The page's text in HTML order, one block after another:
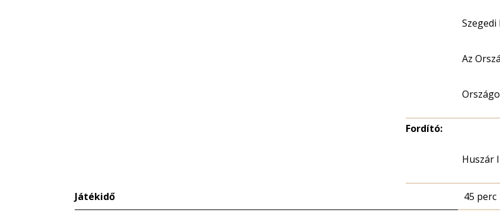
Szegedi
Az
Fordító:
Huszár
Játékidő 45 perc